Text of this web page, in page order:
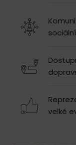
velké